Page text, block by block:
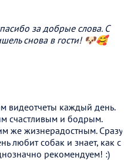
за добрые слова. С
снова в гости! 🐶🥰
видеотчеты каждый день.
счастливым и бодрым.
же жизнерадостным. Сразу
любит собак и знает, как с
рекомендуем! :)